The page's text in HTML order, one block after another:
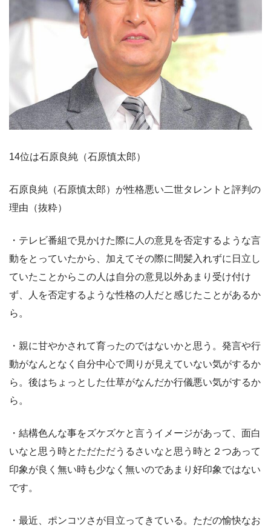
14位は石原良純（石原慎太郎）
石原良純（石原慎太郎）が性格悪い二世タレントと評判の
理由（抜粋）
・テレビ番組で見かけた際に人の意見を否定するような言
動をとっていたから、加えてその際に間髪入れずに日立し
ていたことからこの人は自分の意見以外あまり受け付け
ず、人を否定するような性格の人だと感じたことがあるか
ら。
・親に甘やかされて育ったのではないかと思う。発言や行
動がなんとなく自分中心で周りが見えていない気がするか
ら。後はちょっとした仕草がなんだか行儀悪い気がするか
ら。
・結構色んな事をズケズケと言うイメージがあって、面白
いなと思う時とただただうるさいなと思う時と２つあって
印象が良く無い時も少なく無いのであまり好印象ではない
です。
・最近、ポンコツさが目立ってきている。ただの愉快なお